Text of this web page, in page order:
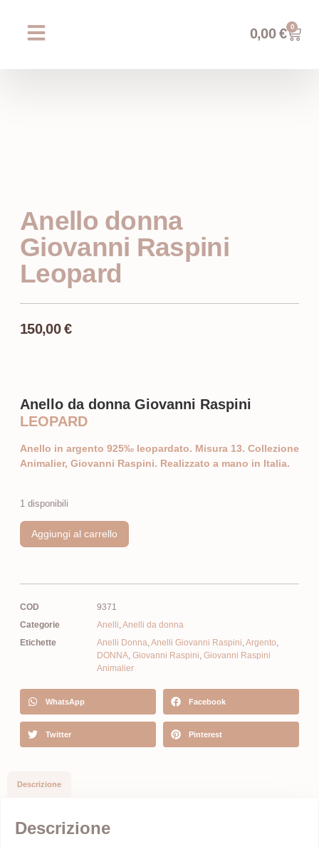
0,00€ 0
Anello donna
Giovanni Raspini
Leopard
150,00€
Anello da donna Giovanni Raspini
LEOPARD
Anello in argento 925‰ leopardato. Misura 13. Collezione
Animalier, Giovanni Raspini. Realizzato a mano in Italia.
1 disponibili
Aggiungi al carrello
COD
9371
Categorie
Anelli,Anelli da donna
Etichette
Anelli Donna,Anelli Giovanni Raspini,Argento,
DONNA, Giovanni Raspini, Giovanni Raspini
Animalier
WhatsApp Facebook
Twitter Pinterest
Descrizione
Descrizione